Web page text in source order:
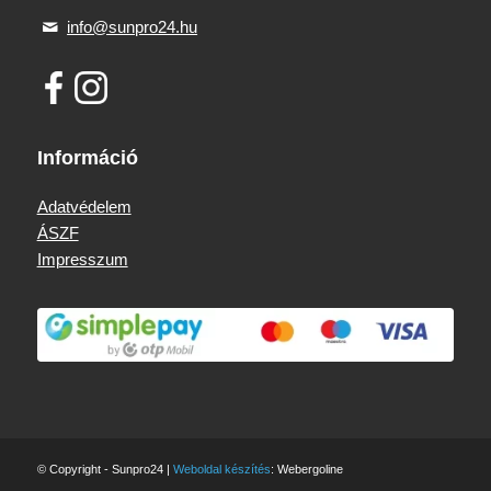
info@sunpro24.hu
Információ
Adatvédelem
ÁSZF
Impresszum
© Copyright - Sunpro24 | Weboldal készítés: Webergoline